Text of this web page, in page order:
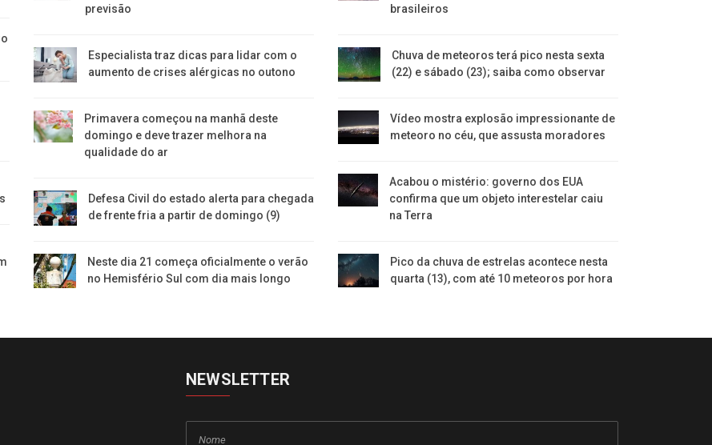
previsão
Especialista traz dicas para lidar com o
aumento de crises alérgicas no outono
Primavera começou na manhã deste
domingo e deve trazer melhora na
qualidade do ar
Defesa Civil do estado alerta para chegada
de frente fria a partir de domingo (9)
Neste dia 21 começa oficialmente o verão
no Hemisfério Sul com dia mais longo
brasileiros
Chuva de meteoros terá pico nesta sexta
(22) e sábado (23); saiba como observar
Vídeo mostra explosão impressionante de
meteoro no céu, que assusta moradores
Acabou o mistério: governo dos EUA
confirma que um objeto interestelar caiu
na Terra
Pico da chuva de estrelas acontece nesta
quarta (13), com até 10 meteoros por hora
NEWSLETTER